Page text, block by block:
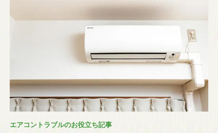
エアコントラブルのお役立ち記事